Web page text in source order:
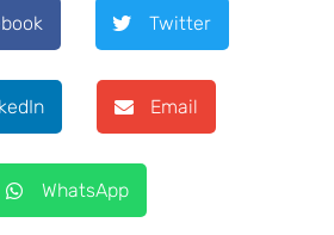
Twitter
Email
WhatsApp